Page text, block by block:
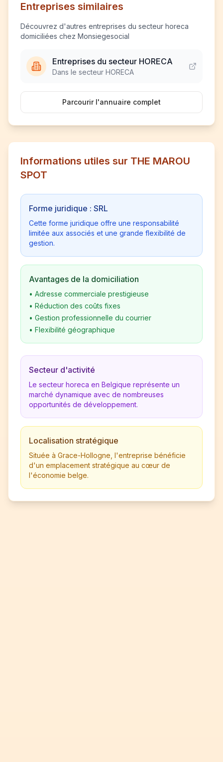
Entreprises similaires
Découvrez d'autres entreprises du secteur horeca
domiciliées chez Monsiegesocial
Entreprises du secteur HORECA
Dans le secteur HORECA
Parcourir l'annuaire complet
Informations utiles sur THE MAROU
SPOT
Forme juridique : SRL
Cette forme juridique offre une responsabilité
limitée aux associés et une grande flexibilité de
gestion.
Avantages de la domiciliation
• Adresse commerciale prestigieuse
• Réduction des coûts fixes
• Gestion professionnelle du courrier
• Flexibilité géographique
Secteur d'activité
Le secteur horeca en Belgique représente un
marché dynamique avec de nombreuses
opportunités de développement.
Localisation stratégique
Située à Grace-Hollogne, l'entreprise bénéficie
d'un emplacement stratégique au cœur de
l'économie belge.